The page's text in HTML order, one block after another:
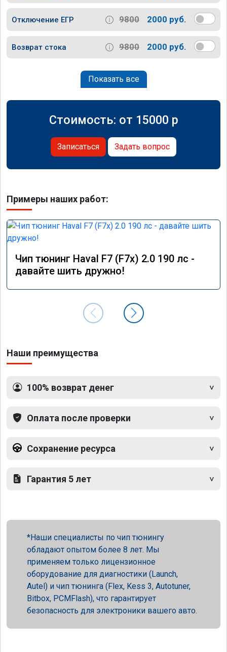
Отключение ЕГР 9800 2000 руб.
Возврат стока 9800 2000 руб.
Показать все
Стоимость: от 15000 p
Записаться Задать вопрос
Примеры наших работ:
Чип тюнинг Haval F7 (F7x) 2.0 190 лс -
давайте шить дружно!
Наши преимущества
100% возврат денег
Оплата после проверки
Сохранение ресурса
Гарантия 5 лет
Наши специалисты по чип тюнингу
обладают опытом более 8 лет. Мы
применяем только лицензионное
оборудование для диагностики (Launch,
Autel) и чип тюнинга (Flex, Kess 3, Autotuner,
Bitbox, PCMFlash), что гарантирует
безопасность для электроники вашего авто.